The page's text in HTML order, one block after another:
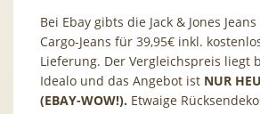
Bei Ebay gibts die Jack & Jones
Cargo-Jeans für 39,95€ inkl.
Lieferung. Der Vergleichspreis liegt
Idealo und das Angebot ist NUR
(EBAY-WOW!). Etwaige